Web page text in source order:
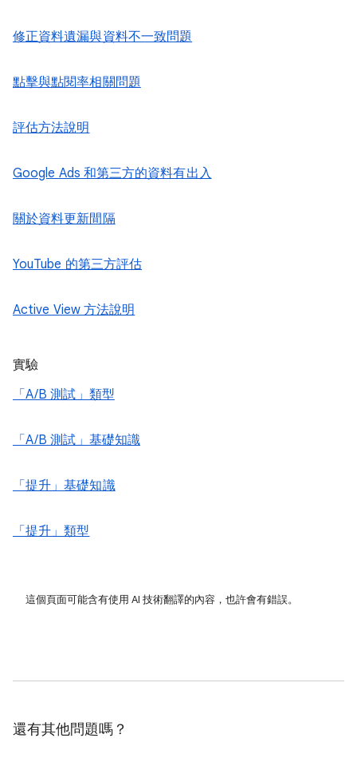
修正資料遺漏與資料不一致問題
點擊與點閱率相關問題
評估方法說明
Google Ads 和第三方的資料有出入
關於資料更新間隔
YouTube 的第三方評估
Active View 方法說明
實驗
「A/B 測試」類型
「A/B 測試」基礎知識
「提升」基礎知識
「提升」類型
這個頁面可能含有使用 AI 技術翻譯的內容，也許會有錯誤。
還有其他問題嗎？